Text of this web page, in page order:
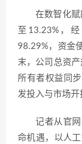
在数智化赋
至13.23%，
98.29%，资金
末，公司总资
所有者权益同
发投入与市场开
记者从官
命机遇，以人